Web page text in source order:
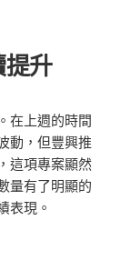
升
在上週的時間
動，但豐興推
這項專案顯然
量有了明顯的
表現。